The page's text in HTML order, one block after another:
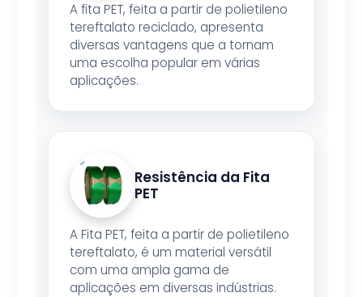
A fita PET, feita a partir de polietileno
tereftalato reciclado, apresenta
diversas vantagens que a tornam
uma escolha popular em várias
aplicações.
Resistência da Fita
PET
A Fita PET, feita a partir de polietileno
tereftalato, é um material versátil
com uma ampla gama de
aplicações em diversas indústrias.